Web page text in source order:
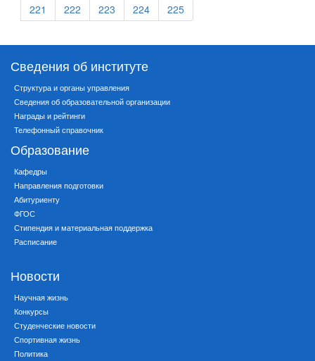
221
222 223 224 225
Сведения об институте
Структура и органы управления
Сведения об образовательной организации
Награды и рейтинги
Телефонный справочник
Образование
Кафедры
Направления подготовки
Абитуриенту
ФГОС
Стипендия и материальная поддержка
Расписание
Новости
Научная жизнь
Конкурсы
Студенческие новости
Спортивная жизнь
Политика